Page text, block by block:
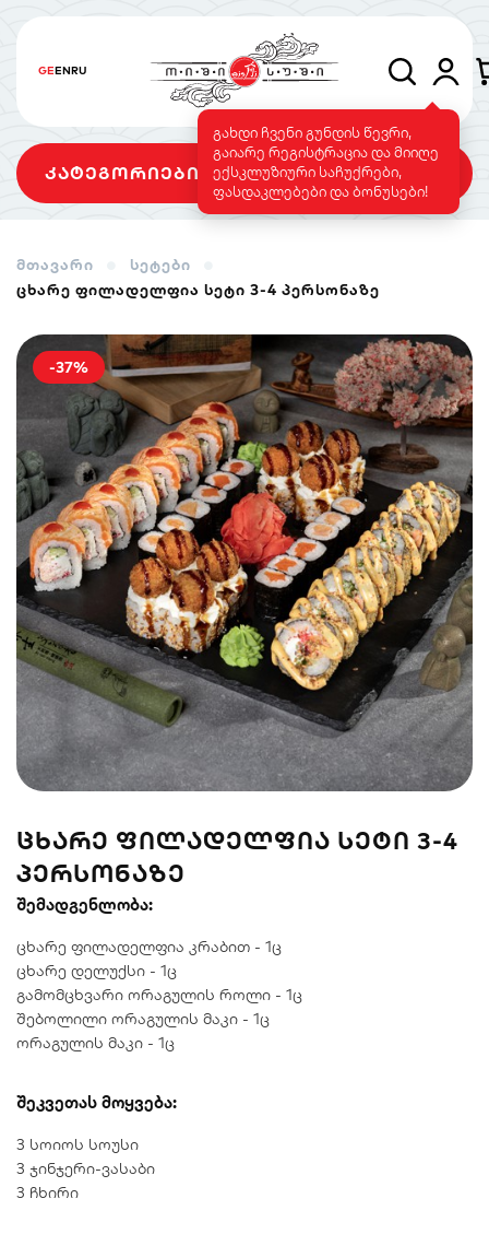
GEENRU
გახდი ჩვენი გუნდის წევრი,
გაიარე რეგისტრაცია და მიიღე
ექსკლუზიური საჩუქრები,
ფასდაკლებები და ბონუსები!
კატეგორიები
სუშის ტორტი საფირმო
ვეგეტარიანული
მენიუ
სენდვიჩი ნიგირები მაკები
პოკე & ბურიტო
სუპები და
სალათები
სასმელები
მთავარი
სეტები
ცხარე ფილადელფია სეტი 3-4 პერსონაზე
-37%
ᲪᲮᲐᲠᲔ ᲤᲘᲚᲐᲓᲔᲚᲤᲘᲐ ᲡᲔᲢᲘ 3-4
ᲞᲔᲠᲡᲝᲜᲐᲖᲔ
შემადგენლობა:
ცხარე ფილადელფია კრაბით - 1ც
ცხარე დელუქსი - 1ც
გამომცხვარი ორაგულის როლი - 1ც
შებოლილი ორაგულის მაკი - 1ც
ორაგულის მაკი - 1ც
შეკვეთას მოყვება:
3 სოიოს სოუსი
3 ჯინჯერი-ვასაბი
3 ჩხირი